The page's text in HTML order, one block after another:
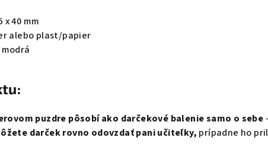
x 40 mm
alebo plast/papier
puzdre pôsobí ako darčekové balenie samo o sebe
darček rovno odovzdať pani učiteľky, prípadne ho